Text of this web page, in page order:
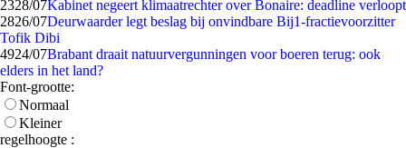
2328/07Kabinet negeert klimaatrechter over Bonaire: deadline verloopt
2826/07Deurwaarder legt beslag bij onvindbare Bij1-fractievoorzitter
Tofik Dibi
4924/07Brabant draait natuurvergunningen voor boeren terug: ook
elders in het land?
Font-grootte:
Normaal
Kleiner
regelhoogte :